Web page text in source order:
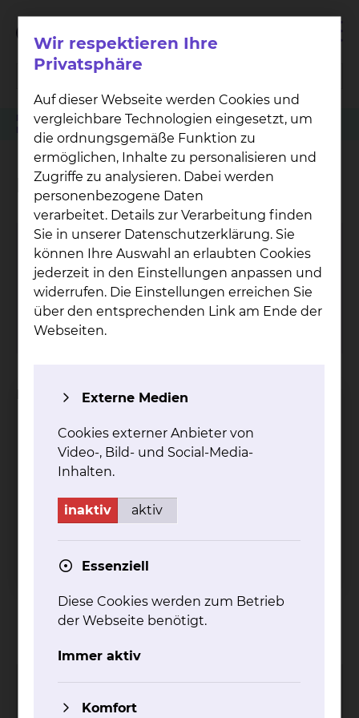
Patienten
Angehörige & Besucher
Mund-, Kiefer- & Plastische Gesichtschirurgie
MHO Diagnostik
MHO Diagnostik
Ute Nar­a­jek
Celler Straße 38, 38114 Braunschweig
Tel.:+49 531 595 3108
Diagnostischer Bereich mit
EKG
Sonographie
Punktionen
LZ EKG
Blutgasanalysen
Lungenfunktionen
Blutentnahmen
Kontakt Impressum AVB
Cookie Einstellungen
Wir respektieren Ihre
Privatsphäre
Auf dieser Webseite werden Cookies und
vergleichbare Technologien eingesetzt, um
die ordnungsgemäße Funktion zu
ermöglichen, Inhalte zu personalisieren und
Zugriffe zu analysieren. Dabei werden
personenbezogene Daten
verarbeitet. Details zur Verarbeitung finden
Sie in unserer Datenschutzerklärung. Sie
können Ihre Auswahl an erlaubten Cookies
jederzeit in den Einstellungen anpassen und
widerrufen. Die Einstellungen erreichen Sie
über den entsprechenden Link am Ende der
Webseiten.
Externe Medien
Cookies externer Anbieter von
Video-, Bild- und Social-Media-
Inhalten.
inaktiv aktiv
Essenziell
Diese Cookies werden zum Betrieb
der Webseite benötigt.
Immer aktiv
Komfort